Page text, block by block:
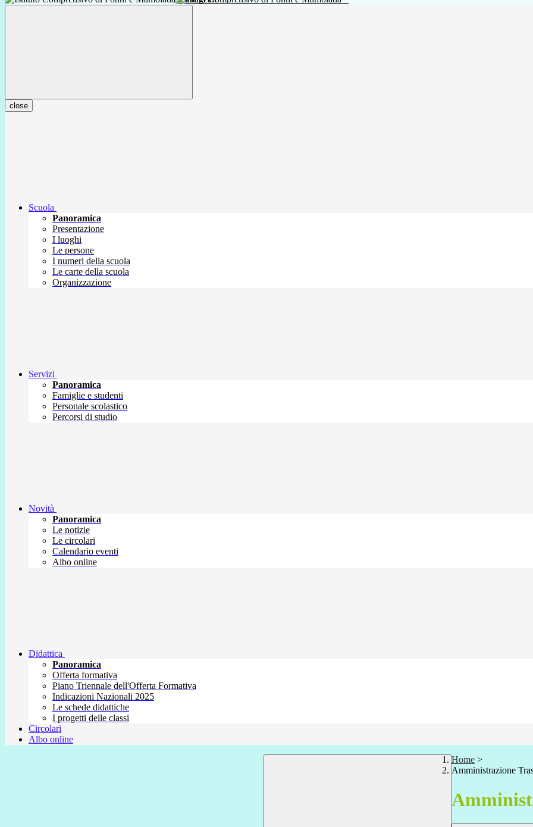
close
Scuola
Panoramica
Presentazione
I luoghi
Le persone
I numeri della scuola
Le carte della scuola
Organizzazione
Servizi
Panoramica
Famiglie e studenti
Personale scolastico
Percorsi di studio
Novità
Panoramica
Le notizie
Le circolari
Calendario eventi
Albo online
Didattica
Panoramica
Offerta formativa
Piano Triennale dell'Offerta Formativa
Indicazioni Nazionali 2025
Le schede didattiche
I progetti delle classi
Circolari
Albo online
Home >
Amministrazione